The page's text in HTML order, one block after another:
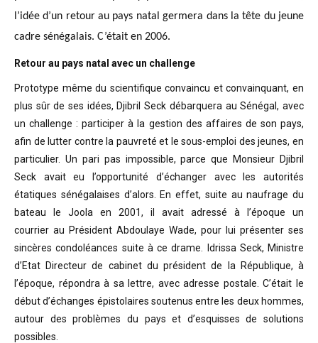
l’idée d’un retour au pays natal germera dans la tête du jeune
cadre sénégalais. C’était en 2006.
Retour au pays natal avec un challenge
Prototype même du scientifique convaincu et convainquant, en
plus sûr de ses idées, Djibril Seck débarquera au Sénégal, avec
un challenge : participer à la gestion des affaires de son pays,
afin de lutter contre la pauvreté et le sous-emploi des jeunes, en
particulier. Un pari pas impossible, parce que Monsieur Djibril
Seck avait eu l’opportunité d’échanger avec les autorités
étatiques sénégalaises d’alors. En effet, suite au naufrage du
bateau le Joola en 2001, il avait adressé à l’époque un
courrier au Président Abdoulaye Wade, pour lui présenter ses
sincères condoléances suite à ce drame. Idrissa Seck, Ministre
d’Etat Directeur de cabinet du président de
la République, à
l’époque, répondra à sa lettre, avec adresse postale. C’était le
début d’échanges épistolaires soutenus entre les deux hommes,
autour des problèmes du pays et d’esquisses de solutions
possibles.